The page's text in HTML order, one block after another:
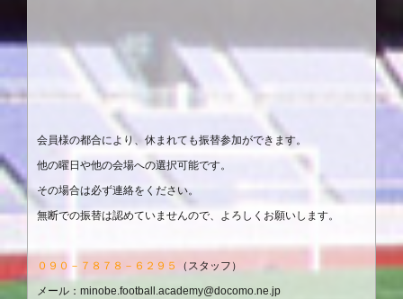
会員様の都合により、休まれても振替参加ができます。
他の曜日や他の会場への選択可能です。
その場合は必ず連絡をください。
無断での振替は認めていませんので、よろしくお願いします。
０９０－７８７８－６２９５
（スタッフ）
メール： minobe.football.academy@docomo.ne.jp